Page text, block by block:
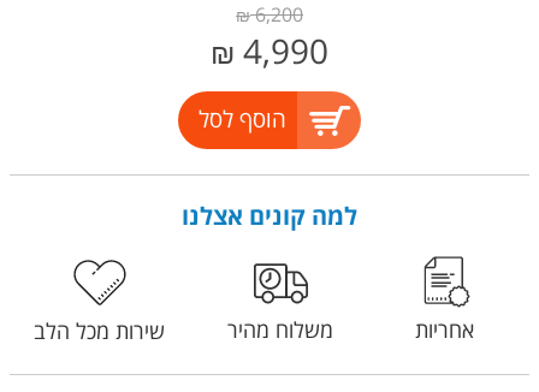
6,200
₪
4,990
₪
הוסף לסל
למה קונים אצלנו
אחריות משלוח מהיר שירות מכל הלב